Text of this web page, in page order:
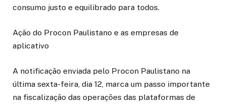
consumo justo e equilibrado para todos.
Ação do Procon Paulistano e as empresas de
aplicativo
A notificação enviada pelo Procon Paulistano na
última sexta-feira, dia 12, marca um passo importante
na fiscalização das operações das plataformas de